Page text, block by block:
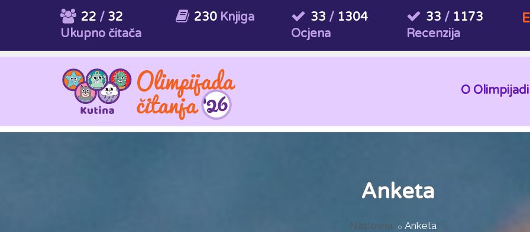
22 / 32
Ukupno čitača
230Knjiga 33 / 1304
Ocjena
33 / 1173
Recenzija
O Olimpijadi
Anketa
Naslovna Anketa